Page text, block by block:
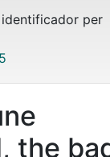
per
the